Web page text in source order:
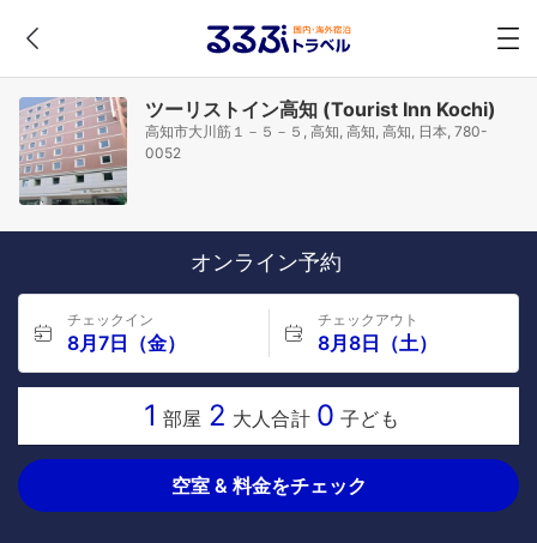
ツーリストイン高知 (Tourist Inn Kochi)
高知市大川筋１－５－５, 高知, 高知, 高知, 日本, 780-
0052
オンライン予約
チェックイン
8月7日（金）
チェックアウト
8月8日（土）
1 部屋 2 大人合計 0 子ども
空室 & 料金をチェック